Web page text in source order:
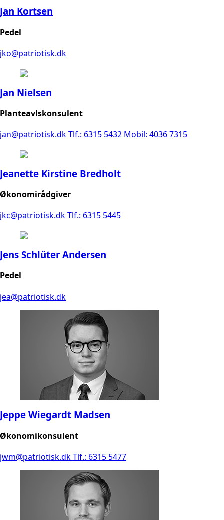
Jan Kortsen
Pedel
jko@patriotisk.dk
Jan Nielsen
Planteavlskonsulent
jan@patriotisk.dkTlf.: 6315 5432 Mobil: 4036 7315
Jeanette Kirstine Bredholt
Økonomirådgiver
jkc@patriotisk.dkTlf.: 6315 5445
Jens Schlüter Andersen
Pedel
jea@patriotisk.dk
Jeppe Wiegardt Madsen
Økonomikonsulent
jwm@patriotisk.dkTlf.: 6315 5477